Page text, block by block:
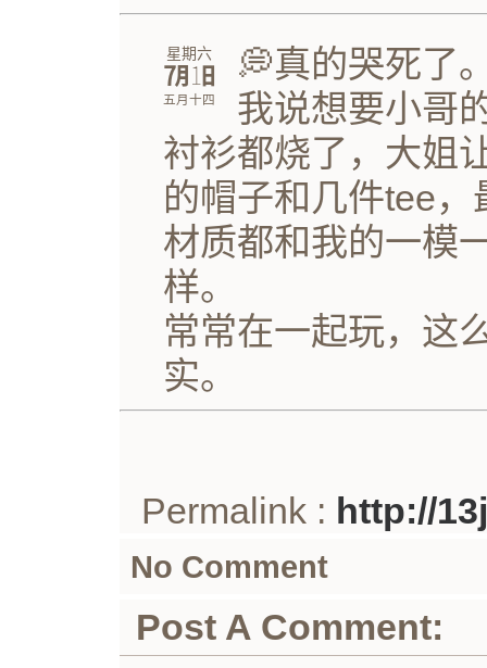
星期六
㋆㏠
五月十四
💭真的哭死了
我说想要小哥
衬衫都烧了，大姐
的帽子和几件tee
材质都和我的一模
样。
常常在一起玩，这
实。
Permalink : http://
No Comment
Post A Comment: